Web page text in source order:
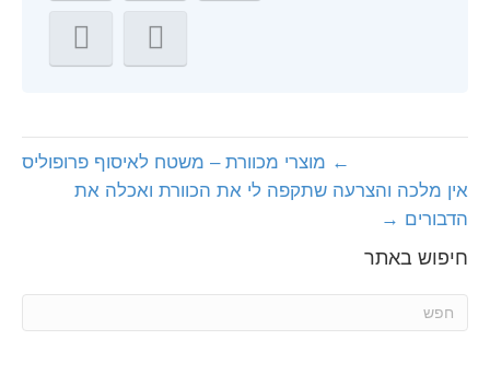
← מוצרי מכוורת – משטח לאיסוף פרופוליס
אין מלכה והצרעה שתקפה לי את הכוורת ואכלה את
הדבורים →
חיפוש באתר